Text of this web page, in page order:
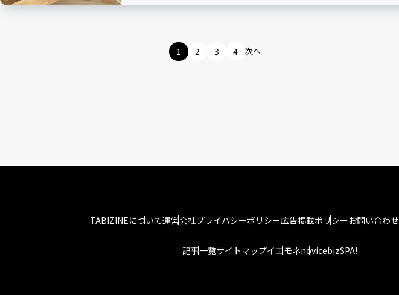
1 2 3 4 次へ
TABIZINEについて運営会社プライバシーポリシー広告掲載ポリシーお問い合わせ
記事一覧サイトマップイエモネnovicebizSPA!